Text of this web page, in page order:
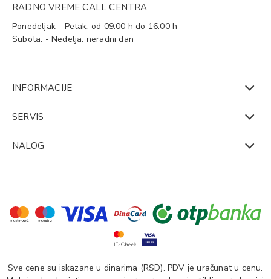
RADNO VREME CALL CENTRA
Ponedeljak - Petak: od 09:00 h do 16:00 h
Subota: - Nedelja: neradni dan
INFORMACIJE
SERVIS
NALOG
Sve cene su iskazane u dinarima (RSD). PDV je uračunat u cenu.